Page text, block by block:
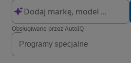
Obsługiwane przez AutoIQ